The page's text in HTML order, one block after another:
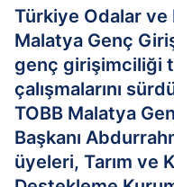
Türkiye Odalar ve
Malatya Genç
genç girişimciliği
çalışmalarını
TOBB Malatya
Başkanı
üyeleri, Tarım ve